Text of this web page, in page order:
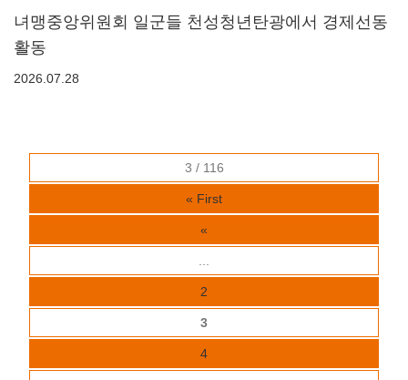
녀맹중앙위원회 일군들 천성청년탄광에서 경제선동
활동
2026.07.28
3 / 116
« First
«
2
3
4